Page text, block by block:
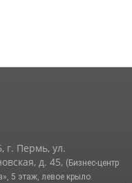
г. Пермь, ул.
д. 45, (Бизнес-центр
5 этаж, левое крыло.